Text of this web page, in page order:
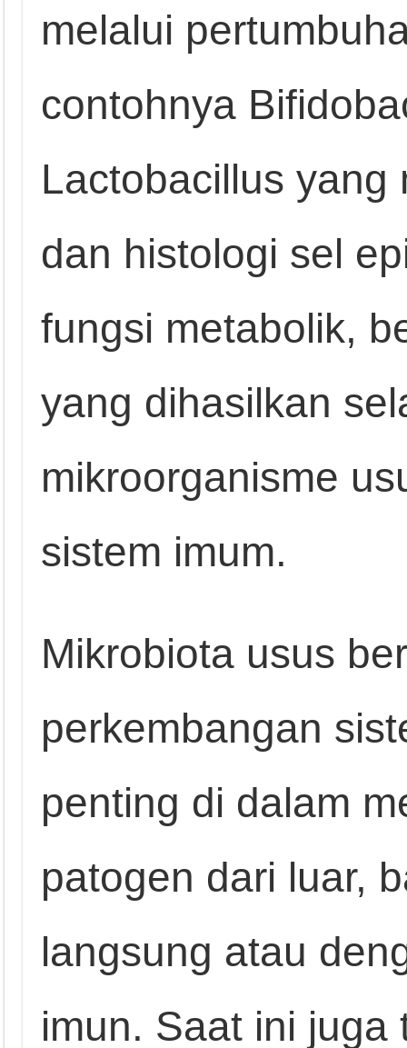
melalui
contohnya
Lactobacillus yang
dan histologi sel
fungsi metabolik,
yang dihasilkan
mikroorganisme
sistem imum.
Mikrobiota usus
perkembangan
penting di dalam
patogen dari luar,
langsung atau
imun. Saat ini juga